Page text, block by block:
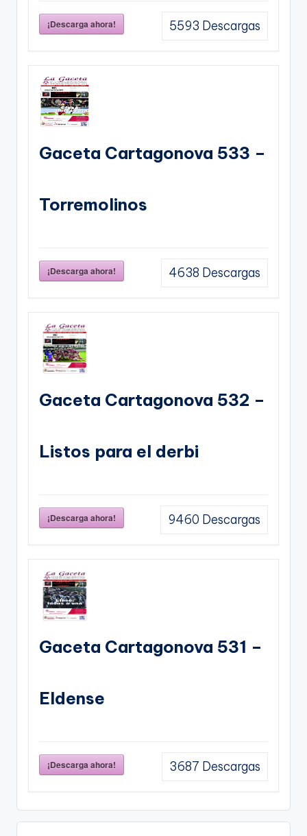
¡Descarga ahora! 5593 Descargas
Gaceta Cartagonova 533 –
Torremolinos
¡Descarga ahora! 4638 Descargas
Gaceta Cartagonova 532 –
Listos para el derbi
¡Descarga ahora! 9460 Descargas
Gaceta Cartagonova 531 –
Eldense
¡Descarga ahora! 3687 Descargas